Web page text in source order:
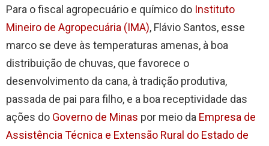
Para o fiscal agropecuário e químico do Instituto
Mineiro de Agropecuária (IMA), Flávio Santos, esse
marco se deve às temperaturas amenas, à boa
distribuição de chuvas, que favorece o
desenvolvimento da cana, à tradição produtiva,
passada de pai para filho, e a boa receptividade das
ações do Governo de Minas por meio da Empresa de
Assistência Técnica e Extensão Rural do Estado de